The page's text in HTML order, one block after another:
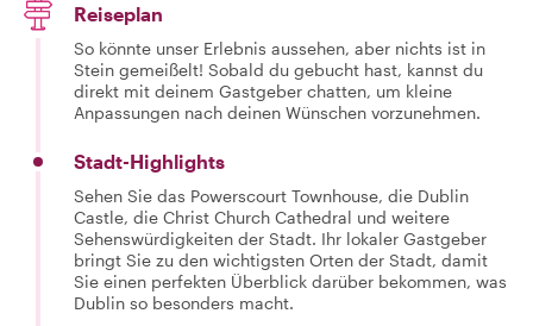
Reiseplan
So könnte unser Erlebnis aussehen, aber nichts ist in
Stein gemeißelt! Sobald du gebucht hast, kannst du
direkt mit deinem Gastgeber chatten, um kleine
Anpassungen nach deinen Wünschen vorzunehmen.
Stadt-Highlights
Sehen Sie das Powerscourt Townhouse, die Dublin
Castle, die Christ Church Cathedral und weitere
Sehenswürdigkeiten der Stadt. Ihr lokaler Gastgeber
bringt Sie zu den wichtigsten Orten der Stadt, damit
Sie einen perfekten Überblick darüber bekommen, was
Dublin so besonders macht.